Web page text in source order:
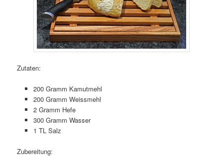
Zutaten:
200 Gramm Kamutmehl
200 Gramm Weissmehl
2 Gramm Hefe
300 Gramm Wasser
1 TL Salz
Zubereitung: